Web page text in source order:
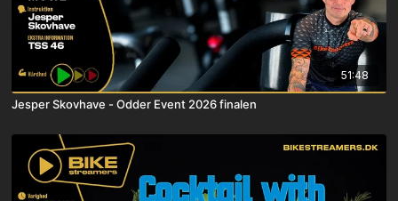
51:48
Jesper Skovhave - Odder Event 2026 finalen